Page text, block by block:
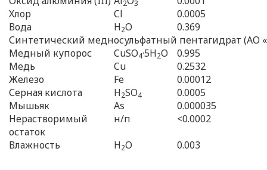
2 3
Хлор
Cl
0.0005
Вода
H2O
0.369
Синтетический медносульфатный пентагидрат (АО
Медный купорос
CuSO4·5H2O
0.995
Медь
Cu
0.2532
Железо
Fe
0.00012
Серная кислота
H2SO4
0.0005
Мышьяк
As
0.000035
Нерастворимый
остаток
н/п
<0.0002
Влажность
H2O 0.003